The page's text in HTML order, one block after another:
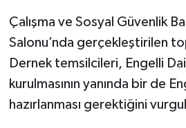
Çalışma ve Sosyal Güvenlik
Salonu’nda gerçekleştirilen
Dernek temsilcileri, Engelli
kurulmasının yanında bir de
hazırlanması gerektiğini